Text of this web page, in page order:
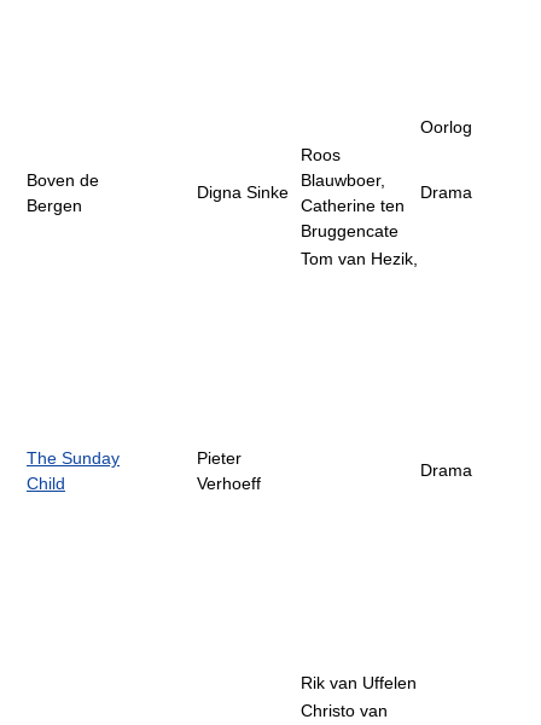
Oorlog
Boven de
Bergen
Digna Sinke
Roos
Blauwboer,
Catherine ten
Bruggencate
Drama
The Sunday
Child
Pieter
Verhoeff
Tom van Hezik,
Rik van Uffelen
Drama
Christo van